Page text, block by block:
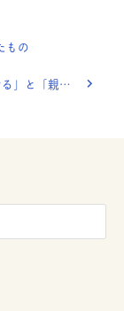
もの
『ちょうどいいところって？「子どもに任せる」と「親が気を配る」』OURHOME WEB LETTER